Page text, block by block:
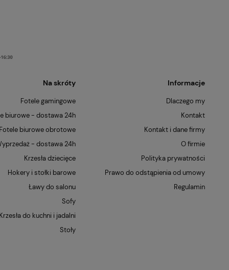
Na skróty
Fotele gamingowe
biurowe - dostawa 24h
Fotele biurowe obrotowe
- dostawa 24h
Krzesła dziecięce
Hokery i stołki barowe
Ławy do salonu
Sofy
Krzesła do kuchni i jadalni
Stoły
Informacje
Dlaczego my
Kontakt
Kontakt i dane firmy
O firmie
Polityka prywatności
Prawo do odstąpienia od umowy
Regulamin